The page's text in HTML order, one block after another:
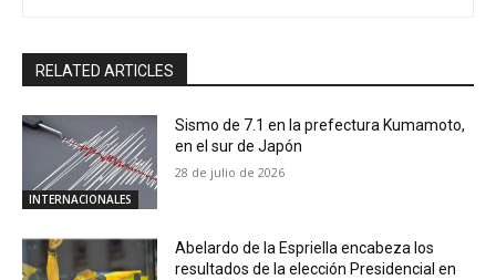
RELATED ARTICLES
INTERNACIONALES
Sismo de 7.1 en la prefectura Kumamoto,
en el sur de Japón
28 de julio de 2026
Abelardo de la Espriella encabeza los
resultados de la elección Presidencial en